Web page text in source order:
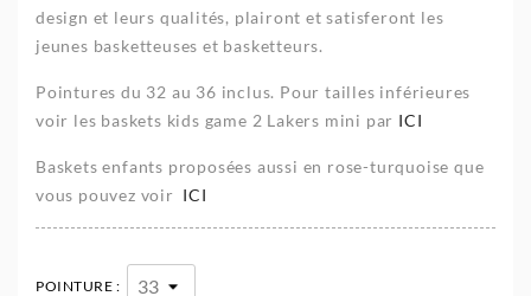
design et leurs qualités, plairont et satisferont les
jeunes basketteuses et basketteurs.
Pointures du 32 au 36 inclus. Pour tailles inférieures
voir les baskets kids game 2 Lakers mini par ICI
Baskets enfants proposées aussi en rose-turquoise que
vous pouvez voir ICI
POINTURE :